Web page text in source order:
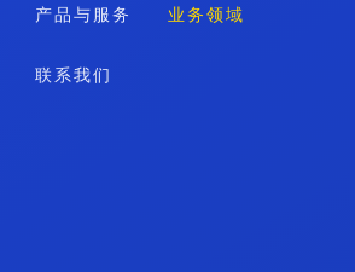
产品与服务 业务领域
联系我们